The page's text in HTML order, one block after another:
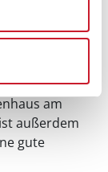
einst zu
am
außerdem
gute